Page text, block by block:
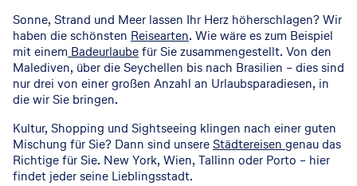
Sonne, Strand und Meer lassen Ihr Herz höherschlagen? Wir
haben die schönsten Reisearten. Wie wäre es zum Beispiel
mit einem Badeurlaubefür Sie zusammengestellt. Von den
Malediven, über die Seychellen bis nach Brasilien – dies sind
nur drei von einer großen Anzahl an Urlaubsparadiesen, in
die wir Sie bringen.
Kultur, Shopping und Sightseeing klingen nach einer guten
Mischung für Sie? Dann sind unsereStädtereisen genau das
Richtige für Sie. New York, Wien, Tallinn oder Porto – hier
findet jeder seine Lieblingsstadt.